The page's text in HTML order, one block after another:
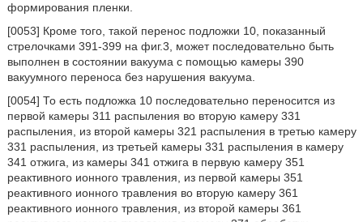
формирования пленки.
[0053] Кроме того, такой перенос подложки 10, показанный
стрелочками 391-399 на фиг.3, может последовательно быть
выполнен в состоянии вакуума с помощью камеры 390
вакуумного переноса без нарушения вакуума.
[0054] То есть подложка 10 последовательно переносится из
первой камеры 311 распыления во вторую камеру 331
распыления, из второй камеры 321 распыления в третью камеру
331 распыления, из третьей камеры 331 распыления в камеру
341 отжига, из камеры 341 отжига в первую камеру 351
реактивного ионного травления, из первой камеры 351
реактивного ионного травления во вторую камеру 361
реактивного ионного травления, из второй камеры 361